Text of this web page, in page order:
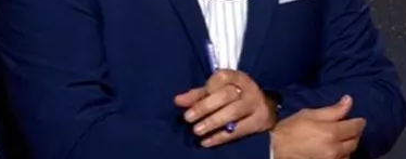
mismo número ha aparecido en dos sorteos
Rodríguez,
Director de DATHOS para
coincidencia: "Llevamos dándole vueltas